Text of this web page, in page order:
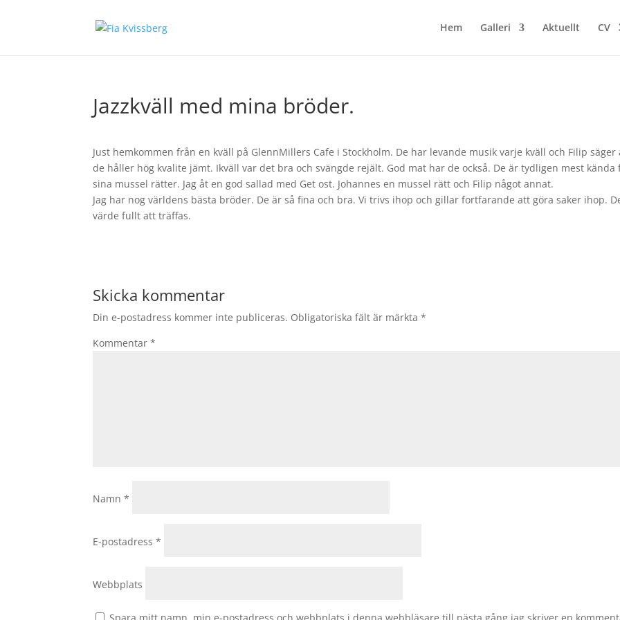
Hem Galleri Aktuellt CV
Jazzkväll med mina bröder.
Just hemkommen från en kväll på GlennMillers Cafe i Stockholm. De har levande musik varje kväll och Filip säger
de håller hög kvalite jämt. Ikväll var det bra och svängde rejält. God mat har de också. De är tydligen mest kända
sina mussel rätter. Jag åt en god sallad med Get ost. Johannes en mussel rätt och Filip något annat.
Jag har nog världens bästa bröder. De är så fina och bra. Vi trivs ihop och gillar fortfarande att göra saker ihop.
värde fullt att träffas.
Skicka kommentar
Din e-postadress kommer inte publiceras. Obligatoriska fält är märkta*
Kommentar*
Namn*
E-postadress*
Webbplats